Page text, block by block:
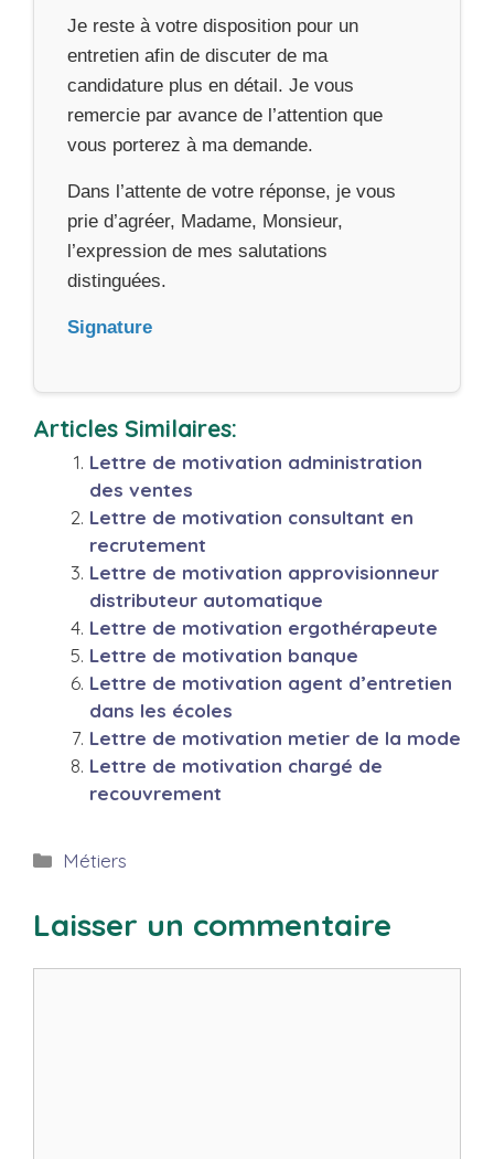
Je reste à votre disposition pour un
entretien afin de discuter de ma
candidature plus en détail. Je vous
remercie par avance de l’attention que
vous porterez à ma demande.
Dans l’attente de votre réponse, je vous
prie d’agréer, Madame, Monsieur,
l’expression de mes salutations
distinguées.
Signature
Articles Similaires:
Lettre de motivation administration
des ventes
Lettre de motivation consultant en
recrutement
Lettre de motivation approvisionneur
distributeur automatique
Lettre de motivation ergothérapeute
Lettre de motivation banque
Lettre de motivation agent d’entretien
dans les écoles
Lettre de motivation metier de la mode
Lettre de motivation chargé de
recouvrement
Catégories
Métiers
Laisser un commentaire